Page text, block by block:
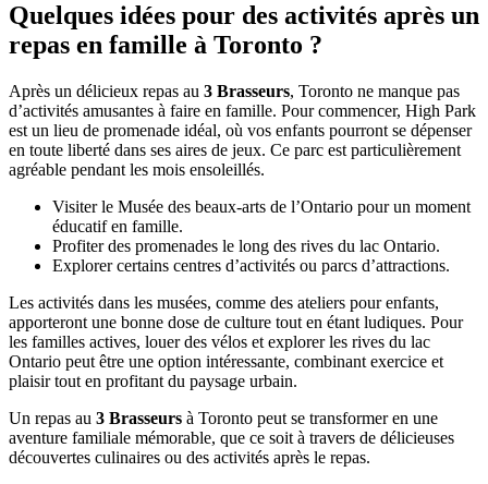
Quelques idées pour des activités après un
repas en famille à Toronto ?
Après un délicieux repas au 3 Brasseurs, Toronto ne manque pas
d’activités amusantes à faire en famille. Pour commencer, High Park
est un lieu de promenade idéal, où vos enfants pourront se dépenser
en toute liberté dans ses aires de jeux. Ce parc est particulièrement
agréable pendant les mois ensoleillés.
Visiter le Musée des beaux-arts de l’Ontario pour un moment
éducatif en famille.
Profiter des promenades le long des rives du lac Ontario.
Explorer certains centres d’activités ou parcs d’attractions.
Les activités dans les musées, comme des ateliers pour enfants,
apporteront une bonne dose de culture tout en étant ludiques. Pour
les familles actives, louer des vélos et explorer les rives du lac
Ontario peut être une option intéressante, combinant exercice et
plaisir tout en profitant du paysage urbain.
Un repas au 3 Brasseurs à Toronto peut se transformer en une
aventure familiale mémorable, que ce soit à travers de délicieuses
découvertes culinaires ou des activités après le repas.